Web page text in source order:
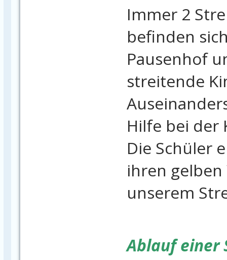
Immer 2
befinden
Pausenhof
streitende
Hilfe bei der
Die Schüler
ihren
unserem
Ablauf einer